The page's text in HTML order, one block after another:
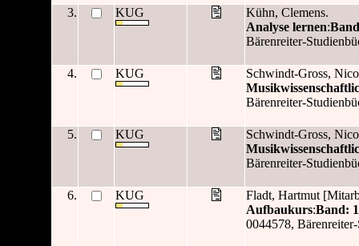
3. KUG
Kühn, Clemens.
Analyse lernen:
Bärenreiter-
4. KUG
Schwindt-Gross,
Bärenreiter-
5. KUG
Schwindt-Gross,
Bärenreiter-
6. KUG
Fladt, Hartmut
Aufbaukurs:Band:
0044578,